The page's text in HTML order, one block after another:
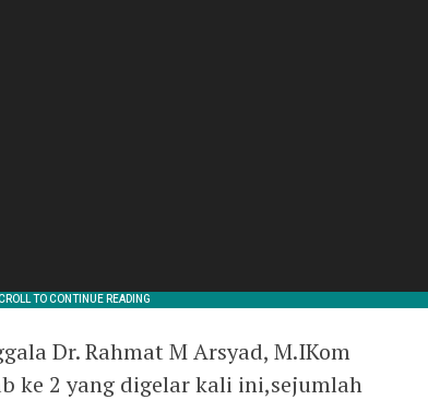
Dr. Rahmat M Arsyad, M.IKom
ke 2 yang digelar kali ini,sejumlah